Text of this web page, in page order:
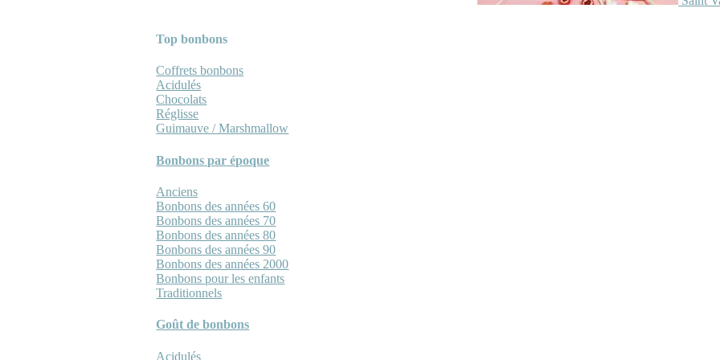
Top bonbons
Coffrets bonbons
Acidulés
Chocolats
Réglisse
Guimauve / Marshmallow
Bonbons par époque
Anciens
Bonbons des années 60
Bonbons des années 70
Bonbons des années 80
Bonbons des années 90
Bonbons des années 2000
Bonbons pour les enfants
Traditionnels
Goût de bonbons
Acidulés